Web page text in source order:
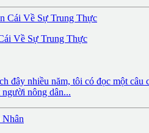
Về Sự Trung Thực
nhiều năm, tôi có đọc một câu
nông dân...